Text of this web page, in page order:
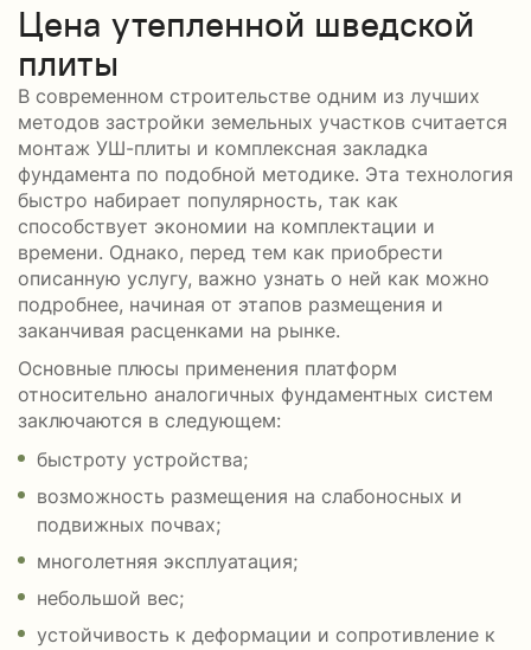
Цена утепленной шведской
плиты
В современном строительстве одним из лучших
методов застройки земельных участков считается
монтаж УШ-плиты и комплексная закладка
фундамента по подобной методике. Эта технология
быстро набирает популярность, так как
способствует экономии на комплектации и
времени. Однако, перед тем как приобрести
описанную услугу, важно узнать о ней как можно
подробнее, начиная от этапов размещения и
заканчивая расценками на рынке.
Основные плюсы применения платформ
относительно аналогичных фундаментных систем
заключаются в следующем:
быстроту устройства;
возможность размещения на слабоносных и
подвижных почвах;
многолетняя эксплуатация;
небольшой вес;
устойчивость к деформации и сопротивление к